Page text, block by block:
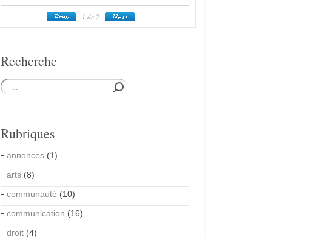
1 de 2
Recherche
Rubriques
annonces (1)
arts (8)
communauté (10)
communication (16)
droit (4)